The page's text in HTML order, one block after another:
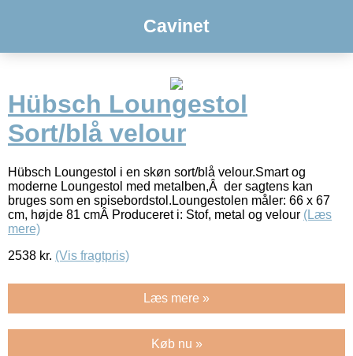
Cavinet
Hübsch Loungestol
Sort/blå velour
Hübsch Loungestol i en skøn sort/blå velour.Smart og
moderne Loungestol med metalben,Â der sagtens kan
bruges som en spisebordstol.Loungestolen måler: 66 x 67
cm, højde 81 cmÂ Produceret i: Stof, metal og velour (Læs
mere)
2538 kr. (Vis fragtpris)
Læs mere »
Køb nu »